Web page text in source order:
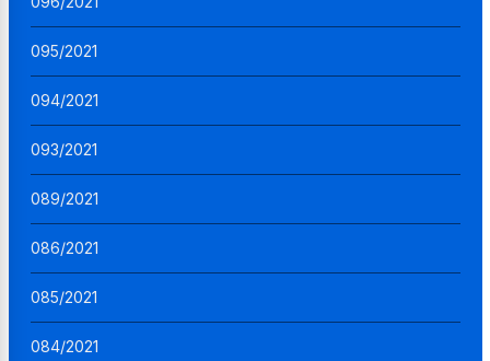
095/2021
094/2021
093/2021
089/2021
086/2021
085/2021
084/2021